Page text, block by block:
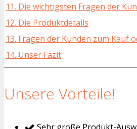
11. Die wichtigsten Fragen der
12. Die Produktdetails
13. Fragen der Kunden zum Kauf
14. Unser Fazit
Unsere Vorteile!